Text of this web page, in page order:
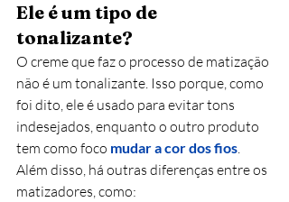
Ele é um tipo de
tonalizante?
O creme que faz o processo de matização
não é um tonalizante. Isso porque, como
foi dito, ele é usado para evitar tons
indesejados, enquanto o outro produto
tem como foco mudar a cor dos fios.
Além disso, há outras diferenças entre os
matizadores, como: